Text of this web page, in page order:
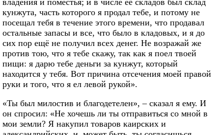
владения и поместья; и в числе её складов был склад
кунжута, часть которого я продал тебе, и потому не
посещал тебя в течение этого времени, что продавал
остальные запасы и все, что было в кладовых, и я до
сих пор ещё не получил всех денег. Не возражай же
против тою, что я тебе скажу, так как я поел твоей
пищи: я дарю тебе деньги за кунжут, который
находится у тебя. Вот причина отсечения моей правой
руки и того, что я ел левой рукой».
«Ты был милостив и благодетелен», – сказал я ему. И
он спросил: «Не хочешь ли ты отправиться со мной в
мои земли? Я накупил товаров каирских и